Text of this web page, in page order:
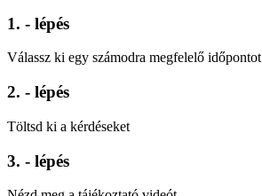
1. - lépés
Válassz ki egy számodra megfelelő időpontot
2. - lépés
Töltsd ki a kérdéseket
3. - lépés